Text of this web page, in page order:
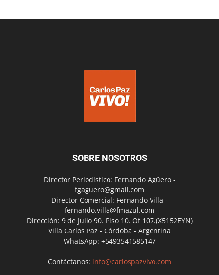
SOBRE NOSOTROS
Director Periodístico: Fernando Agüero -
fgaguero@gmail.com
Director Comercial: Fernando Villa -
fernando.villa@fmazul.com
Dirección: 9 de Julio 90. Piso 10. Of 107.(X5152EYN)
Villa Carlos Paz - Córdoba - Argentina
WhatsApp: +5493541585147
Contáctanos: info@carlospazvivo.com